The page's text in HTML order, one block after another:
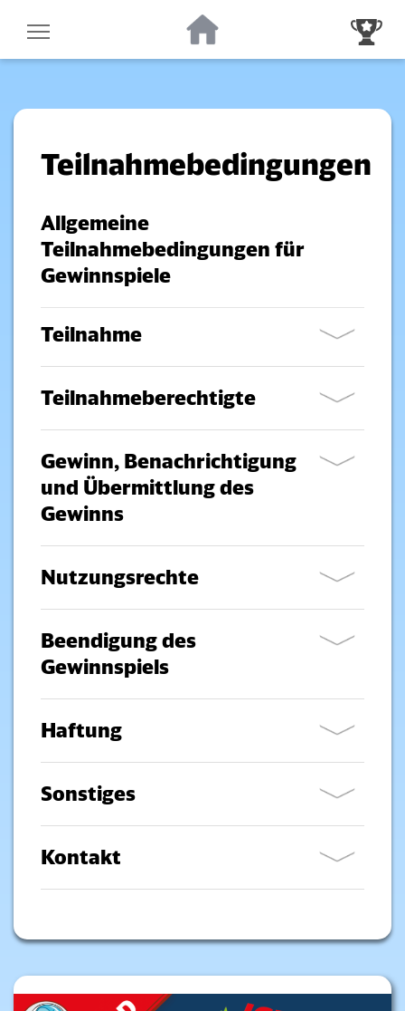
Teilnahmebedingungen
Allgemeine
Teilnahmebedingungen für
Gewinnspiele
Teilnahme
Teilnahmeberechtigte
Gewinn, Benachrichtigung
und Übermittlung des
Gewinns
Nutzungsrechte
Beendigung des
Gewinnspiels
Haftung
Sonstiges
Kontakt